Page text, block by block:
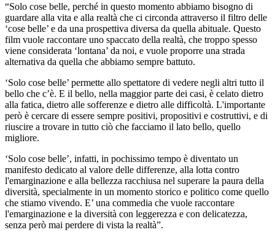
“Solo cose belle, perché in questo momento abbiamo bisogno di
guardare alla vita e alla realtà che ci circonda attraverso il filtro delle
‘cose belle’ e da una prospettiva diversa da quella abituale. Questo
film vuole raccontare uno spaccato della realtà, che troppo spesso
viene considerata ‘lontana’ da noi, e vuole proporre una strada
alternativa da quella che abbiamo sempre battuto.
‘Solo cose belle’ permette allo spettatore di vedere negli altri tutto il
bello che c’è. E il bello, nella maggior parte dei casi, è celato dietro
alla fatica, dietro alle sofferenze e dietro alle difficoltà. L'importante
però è cercare di essere sempre positivi, propositivi e costruttivi, e di
riuscire a trovare in tutto ciò che facciamo il lato bello, quello
migliore.
‘Solo cose belle’, infatti, in pochissimo tempo è diventato un
manifesto dedicato al valore delle differenze, alla lotta contro
l'emarginazione e alla bellezza racchiusa nel superare la paura della
diversità, specialmente in un momento storico e politico come quello
che stiamo vivendo. E’ una commedia che vuole raccontare
l'emarginazione e la diversità con leggerezza e con delicatezza,
senza però mai perdere di vista la realtà”.